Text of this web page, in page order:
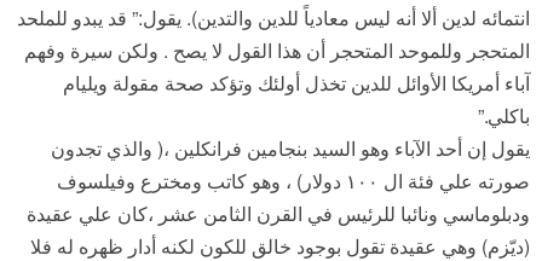
انتمائه لدين ألا أنه ليس معادياً للدين والتدين). يقول:” قد يبدو للملحد
المتحجر وللموحد المتحجر أن هذا القول لا يصح . ولكن سيرة وفهم
آباء أمريكا الأوائل للدين تخذل أولئك وتؤكد صحة مقولة ويليام
باكلي.”
يقول إن أحد الآباء وهو السيد بنجامين فرانكلين ،( والذي تجدون
صورته علي فئة ال ١٠٠ دولار) ، وهو كاتب ومخترع وفيلسوف
ودبلوماسي ونائبا للرئيس في القرن الثامن عشر ،كان علي عقيدة
(ديّزم) وهي عقيدة تقول بوجود خالق للكون لكنه أدار ظهره له فلا